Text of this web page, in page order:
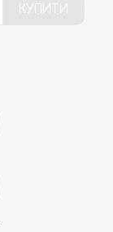
КУПИТИ